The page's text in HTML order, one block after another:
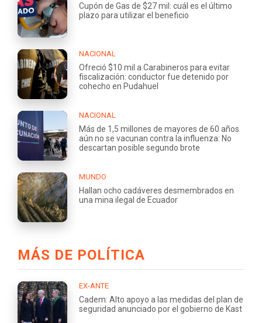
Cupón de Gas de $27 mil: cuál es el último
plazo para utilizar el beneficio
NACIONAL
Ofreció $10 mil a Carabineros para evitar
fiscalización: conductor fue detenido por
cohecho en Pudahuel
NACIONAL
Más de 1,5 millones de mayores de 60 años
aún no se vacunan contra la influenza: No
descartan posible segundo brote
MUNDO
Hallan ocho cadáveres desmembrados en
una mina ilegal de Ecuador
MÁS DE POLÍTICA
EX-ANTE
Cadem: Alto apoyo a las medidas del plan de
seguridad anunciado por el gobierno de Kast